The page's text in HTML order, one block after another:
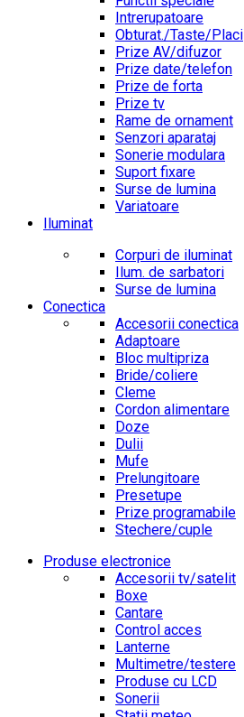
Intrerupatoare
Obturat./Taste/Placi
Prize AV/difuzor
Prize date/telefon
Prize de forta
Prize tv
Rame de ornament
Senzori aparataj
Sonerie modulara
Suport fixare
Surse de lumina
Variatoare
Iluminat
Corpuri de iluminat
Ilum. de sarbatori
Surse de lumina
Conectica
Accesorii conectica
Adaptoare
Bloc multipriza
Bride/coliere
Cleme
Cordon alimentare
Doze
Dulii
Mufe
Prelungitoare
Presetupe
Prize programabile
Stechere/cuple
Produse electronice
Accesorii tv/satelit
Boxe
Cantare
Control acces
Lanterne
Multimetre/testere
Produse cu LCD
Sonerii